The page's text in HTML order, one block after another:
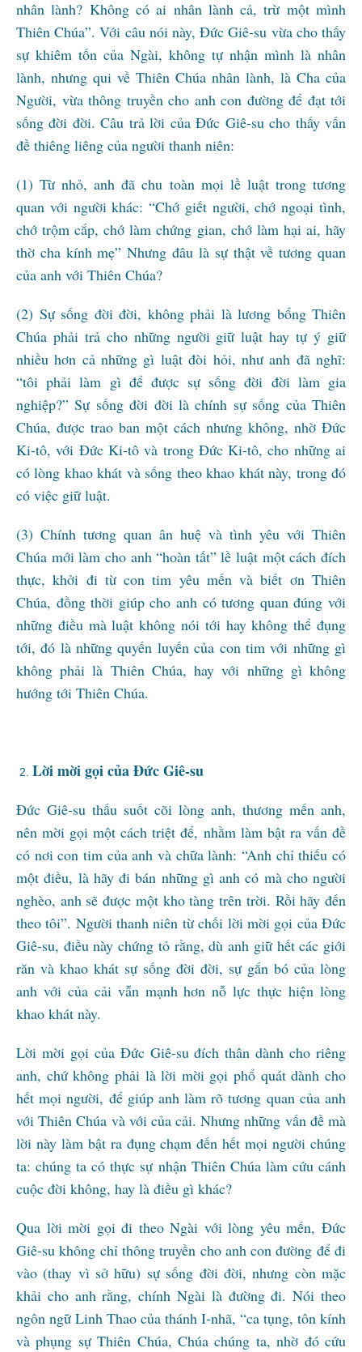
nhân lành? Không có ai nhân lành cả, trừ một mình
Thiên Chúa”. Với câu nói này, Đức Giê-su vừa cho thấy
sự khiêm tốn của Ngài, không tự nhận mình là nhân
lành, nhưng qui về Thiên Chúa nhân lành, là Cha của
Người, vừa thông truyền cho anh con đường để đạt tới
sống đời đời. Câu trả lời của Đức Giê-su cho thấy vấn
đề thiêng liêng của người thanh niên:
(1) Từ nhỏ, anh đã chu toàn mọi lề luật trong tương
quan với người khác: “Chớ giết người, chớ ngoại tình,
chớ trộm cắp, chớ làm chứng gian, chớ làm hại ai, hãy
thờ cha kính mẹ” Nhưng đâu là sự thật về tương quan
của anh với Thiên Chúa?
(2) Sự sống đời đời, không phải là lương bổng Thiên
Chúa phải trả cho những người giữ luật hay tự ý giữ
nhiều hơn cả những gì luật đòi hỏi, như anh đã nghĩ:
“tôi phải làm gì để được sự sống đời đời làm gia
nghiệp?” Sự sống đời đời là chính sự sống của Thiên
Chúa, được trao ban một cách nhưng không, nhờ Đức
Ki-tô, với Đức Ki-tô và trong Đức Ki-tô, cho những ai
có lòng khao khát và sống theo khao khát này, trong đó
có việc giữ luật.
(3) Chính tương quan ân huệ và tình yêu với Thiên
Chúa mới làm cho anh “hoàn tất” lề luật một cách đích
thực, khởi đi từ con tim yêu mến và biết ơn Thiên
Chúa, đồng thời giúp cho anh có tương quan đúng với
những điều mà luật không nói tới hay không thể đụng
tới, đó là những quyến luyến của con tim với những gì
không phải là Thiên Chúa, hay với những gì không
hướng tới Thiên Chúa.
Lời mời gọi của Đức Giê-su
Đức Giê-su thấu suốt cõi lòng anh, thương mến anh,
nên mời gọi một cách triệt để, nhằm làm bật ra vấn đề
có nơi con tim của anh và chữa lành: “Anh chỉ thiếu có
một điều, là hãy đi bán những gì anh có mà cho người
nghèo, anh sẽ được một kho tàng trên trời. Rồi hãy đến
theo tôi”. Người thanh niên từ chối lời mời gọi của Đức
Giê-su, điều này chứng tỏ rằng, dù anh giữ hết các giới
răn và khao khát sự sống đời đời, sự gắn bó của lòng
anh với của cải vẫn mạnh hơn nỗ lực thực hiện lòng
khao khát này.
Lời mời gọi của Đức Giê-su đích thân dành cho riêng
anh, chứ không phải là lời mời gọi phổ quát dành cho
hết mọi người, để giúp anh làm rõ tương quan của anh
với Thiên Chúa và với của cải. Nhưng những vấn đề mà
lời này làm bật ra đụng chạm đến hết mọi người chúng
ta: chúng ta có thực sự nhận Thiên Chúa làm cứu cánh
cuộc đời không, hay là điều gì khác?
Qua lời mời gọi đi theo Ngài với lòng yêu mến, Đức
Giê-su không chỉ thông truyền cho anh con đường để đi
vào (thay vì sở hữu) sự sống đời đời, nhưng còn mặc
khải cho anh rằng, chính Ngài là đường đi. Nói theo
ngôn ngữ Linh Thao của thánh I-nhã, “ca tụng, tôn kính
và phụng sự Thiên Chúa, Chúa chúng ta, nhờ đó cứu